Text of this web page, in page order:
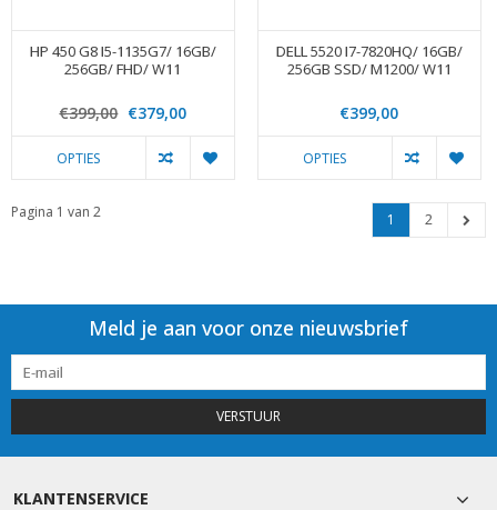
HP 450 G8 I5-1135G7/ 16GB/
256GB/ FHD/ W11
€399,00 €379,00
OPTIES
DELL 5520 I7-7820HQ/ 16GB/
256GB SSD/ M1200/ W11
€399,00
OPTIES
Pagina 1 van 2 1 2
Meld je aan voor onze nieuwsbrief
VERSTUUR
KLANTENSERVICE